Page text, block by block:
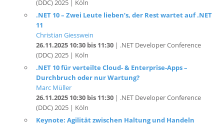
11
Christian Giesswein
26.11.2025 10:30 bis 11:30
(DDC) 2025 | Köln
.NET 10 für verteilte Cloud- & Enterprise-Apps –
Durchbruch oder nur Wartung?
Marc Müller
26.11.2025 10:30 bis 11:30| .NET Developer Conference
(DDC) 2025 | Köln
Keynote: Agilität zwischen Haltung und Handeln
Ina Einemann
26.11.2025 09:00 bis 10:00| .NET Developer Conference